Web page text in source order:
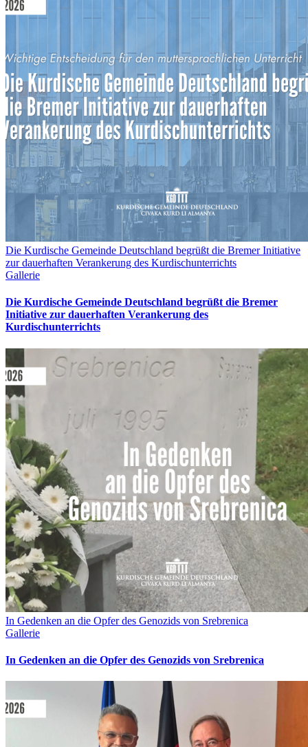
Die Kurdische Gemeinde Deutschland begrüßt die Bremer Initiative
zur dauerhaften Verankerung des Kurdischunterrichts
Gallerie
Die Kurdische Gemeinde Deutschland begrüßt die Bremer
Initiative zur dauerhaften Verankerung des
Kurdischunterrichts
In Gedenken an die Opfer des Genozids von Srebrenica
Gallerie
In Gedenken an die Opfer des Genozids von Srebrenica